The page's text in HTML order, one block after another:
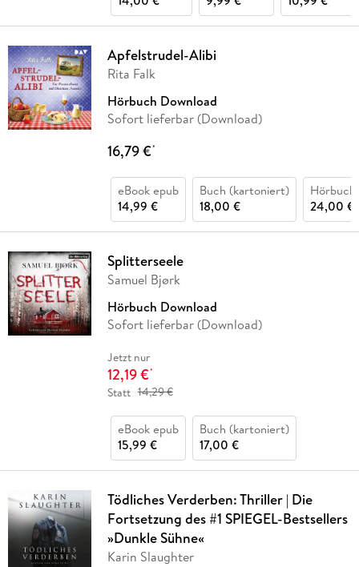
Apfelstrudel-Alibi
Rita Falk
Hörbuch Download
Sofort lieferbar (Download)
16,79 €*
eBook epub
14,99 €
Buch (kartoniert)
18,00 €
Hörbuch
24,00 €
Splitterseele
Samuel Bjørk
Hörbuch Download
Sofort lieferbar (Download)
Jetzt nur
12,19 €*
Statt 14,29 €
eBook epub
15,99 €
Buch (kartoniert)
17,00 €
Tödliches Verderben: Thriller | Die
Fortsetzung des #1 SPIEGEL-Bestsellers
»Dunkle Sühne«
Karin Slaughter